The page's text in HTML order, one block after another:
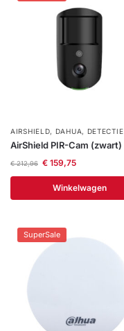
AIRSHIELD, DAHUA, DETECTIE
AirShield PIR-Cam (zwart)
€212,96 €159,75
Winkelwagen
SuperSale